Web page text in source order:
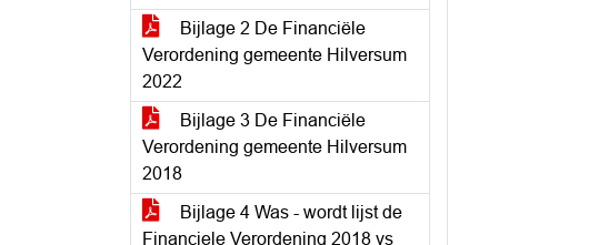
Bijlage 2 De Financiële
Verordening gemeente Hilversum
2022
Bijlage 3 De Financiële
Verordening gemeente Hilversum
2018
Bijlage 4 Was - wordt lijst de
Financiele Verordening 2018 vs